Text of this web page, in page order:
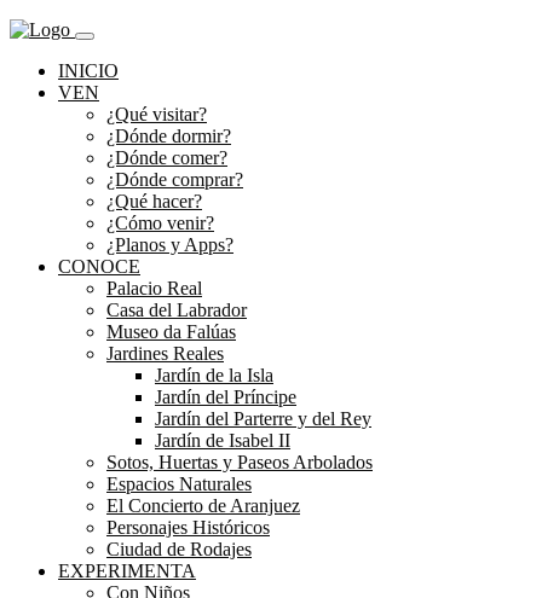
INICIO
VEN
¿Qué visitar?
¿Dónde dormir?
¿Dónde comer?
¿Dónde comprar?
¿Qué hacer?
¿Cómo venir?
¿Planos y Apps?
CONOCE
Palacio Real
Casa del Labrador
Museo da Falúas
Jardines Reales
Jardín de la Isla
Jardín del Príncipe
Jardín del Parterre y del Rey
Jardín de Isabel II
Sotos, Huertas y Paseos Arbolados
Espacios Naturales
El Concierto de Aranjuez
Personajes Históricos
Ciudad de Rodajes
EXPERIMENTA
Con Niños